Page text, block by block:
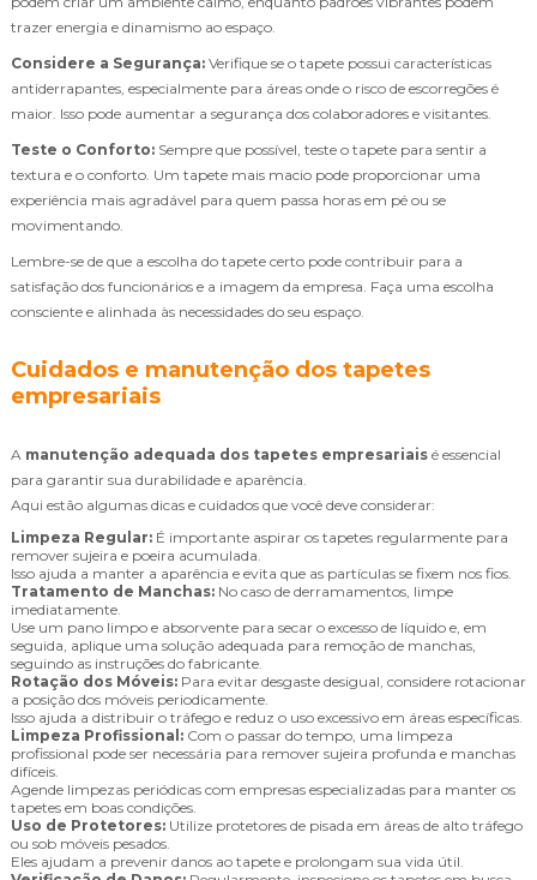
trazer energia e dinamismo ao espaço.
Considere a Segurança: Verifique se o tapete possui características
antiderrapantes, especialmente para áreas onde o risco de escorregões é
maior. Isso pode aumentar a segurança dos colaboradores e visitantes.
Teste o Conforto: Sempre que possível, teste o tapete para sentir a
textura e o conforto. Um tapete mais macio pode proporcionar uma
experiência mais agradável para quem passa horas em pé ou se
movimentando.
Lembre-se de que a escolha do tapete certo pode contribuir para a
satisfação dos funcionários e a imagem da empresa. Faça uma escolha
consciente e alinhada às necessidades do seu espaço.
Cuidados e manutenção dos tapetes
empresariais
A manutenção adequada dos tapetes empresariais é essencial
para garantir sua durabilidade e aparência.
Aqui estão algumas dicas e cuidados que você deve considerar:
Limpeza Regular: É importante aspirar os tapetes regularmente para
remover sujeira e poeira acumulada.
Isso ajuda a manter a aparência e evita que as partículas se fixem nos fios.
Tratamento de Manchas: No caso de derramamentos, limpe
imediatamente.
Use um pano limpo e absorvente para secar o excesso de líquido e, em
seguida, aplique uma solução adequada para remoção de manchas,
seguindo as instruções do fabricante.
Rotação dos Móveis: Para evitar desgaste desigual, considere rotacionar
a posição dos móveis periodicamente.
Isso ajuda a distribuir o tráfego e reduz o uso excessivo em áreas específicas.
Limpeza Profissional: Com o passar do tempo, uma limpeza
profissional pode ser necessária para remover sujeira profunda e manchas
difíceis.
Agende limpezas periódicas com empresas especializadas para manter os
tapetes em boas condições.
Uso de Protetores: Utilize protetores de pisada em áreas de alto tráfego
ou sob móveis pesados.
Eles ajudam a prevenir danos ao tapete e prolongam sua vida útil.